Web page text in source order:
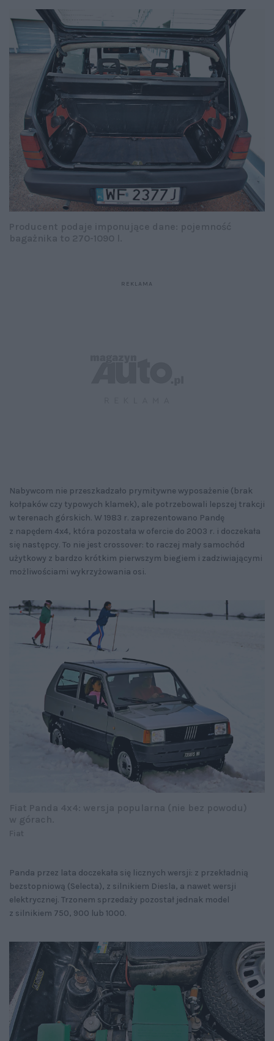
Nabywcom nie przeszkadzało prymitywne wyposażenie (brak
kołpaków czy typowych klamek), ale potrzebowali lepszej trakcji
w terenach górskich. W 1983 r. zaprezentowano Pandę
z napędem 4x4, która pozostała w ofercie do 2003 r. i doczekała
się następcy. To nie jest crossover: to raczej mały samochód
użytkowy z bardzo krótkim pierwszym biegiem i zadziwiającymi
możliwościami wykrzyżowania osi.
Panda przez lata doczekała się licznych wersji: z przekładnią
bezstopniową (Selecta), z silnikiem Diesla, a nawet wersji
elektrycznej. Trzonem sprzedaży pozostał jednak model
z silnikiem 750, 900 lub 1000.